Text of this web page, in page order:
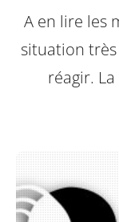
A en lire les
situation
réagir.